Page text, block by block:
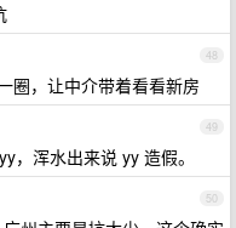
48
圈，让中介带着看看新房
49
，浑水出来说 yy 造假。
50